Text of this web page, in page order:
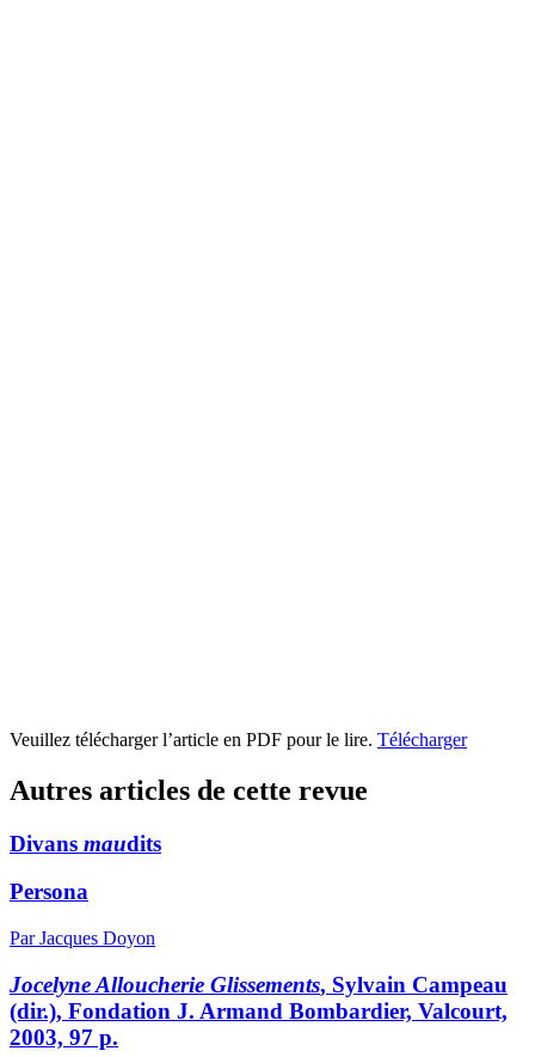
Veuillez télécharger l’article en PDF pour le lire. Télécharger
Autres articles de cette revue
Divans maudits
Persona
Par Jacques Doyon
Jocelyne Alloucherie Glissements, Sylvain Campeau
(dir.), Fondation J. Armand Bombardier, Valcourt,
2003, 97 p.